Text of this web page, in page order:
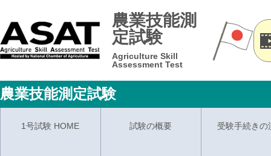
農業技能測
定試験
Agriculture Skill
Assessment Test
農業技能測定試験
1号試験 HOME 試験の概要 受験手続きの